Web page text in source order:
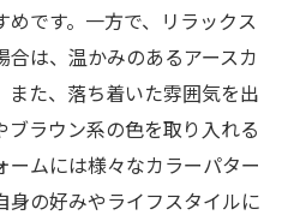
です。一方で、リラックス
合は、温かみのあるアースカ
また、落ち着いた雰囲気を出
ブラウン系の色を取り入れる
ームには様々なカラーパター
身の好みやライフスタイルに